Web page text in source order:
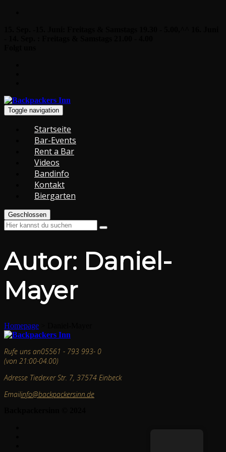
Toggle navigation
Startseite
Bar-Events
Rent a Bar
Videos
Bandinfo
Kontakt
Biergarten
Geschlossen
Autor: Daniel-
Mayer
Homepage
Rufe uns an05561 - 793 993- 0
(von 21:00-04.00)
Adresse Tiedexer Str. 7, 37574 Einbeck
Emailinfo@backpackersinn.de